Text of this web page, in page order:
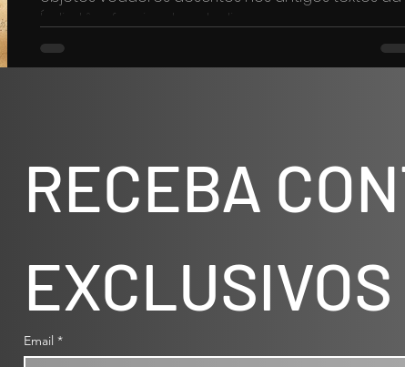
Índia têm fascinado estudiosos,...
RECEBA
Email *